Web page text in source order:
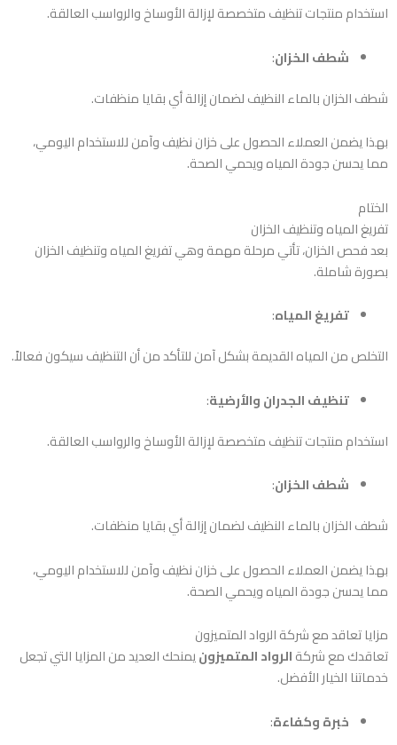
استخدام منتجات تنظيف متخصصة لإزالة الأوساخ والرواسب العالقة.
شطف الخزان:
شطف الخزان بالماء النظيف لضمان إزالة أي بقايا منظفات.
بهذا يضمن العملاء الحصول على خزان نظيف وآمن للاستخدام اليومي،
مما يحسن جودة المياه ويحمي الصحة.
الختام
تفريغ المياه وتنظيف الخزان
بعد فحص الخزان، تأتي مرحلة مهمة وهي تفريغ المياه وتنظيف الخزان
بصورة شاملة.
تفريغ المياه:
التخلص من المياه القديمة بشكل آمن للتأكد من أن التنظيف سيكون فعالاً.
تنظيف الجدران والأرضية:
استخدام منتجات تنظيف متخصصة لإزالة الأوساخ والرواسب العالقة.
شطف الخزان:
شطف الخزان بالماء النظيف لضمان إزالة أي بقايا منظفات.
بهذا يضمن العملاء الحصول على خزان نظيف وآمن للاستخدام اليومي،
مما يحسن جودة المياه ويحمي الصحة.
مزايا تعاقد مع شركة الرواد المتميزون
تعاقدك مع شركةالرواد المتميزونيمنحك العديد من المزايا التي تجعل
خدماتنا الخيار الأفضل.
خبرة وكفاءة: